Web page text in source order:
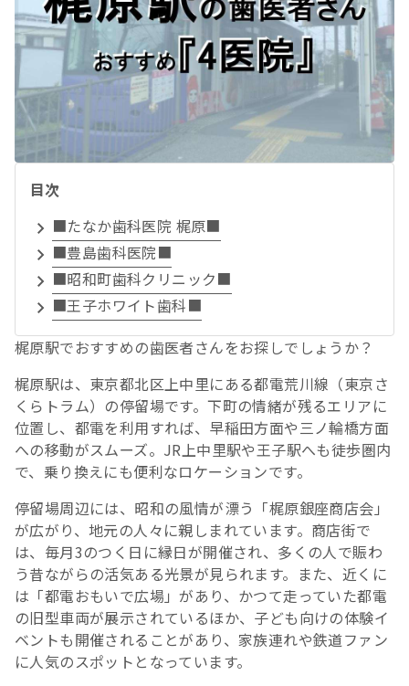
目次
■たなか歯科医院 梶原■
■豊島歯科医院■
■昭和町歯科クリニック■
■王子ホワイト歯科■
梶原駅でおすすめの歯医者さんをお探しでしょうか？
梶原駅は、東京都北区上中里にある都電荒川線（東京さ
くらトラム）の停留場です。下町の情緒が残るエリアに
位置し、都電を利用すれば、早稲田方面や三ノ輪橋方面
への移動がスムーズ。JR上中里駅や王子駅へも徒歩圏内
で、乗り換えにも便利なロケーションです。
停留場周辺には、昭和の風情が漂う「梶原銀座商店会」
が広がり、地元の人々に親しまれています。商店街で
は、毎月3のつく日に縁日が開催され、多くの人で賑わ
う昔ながらの活気ある光景が見られます。また、近くに
は「都電おもいで広場」があり、かつて走っていた都電
の旧型車両が展示されているほか、子ども向けの体験イ
ベントも開催されることがあり、家族連れや鉄道ファン
に人気のスポットとなっています。